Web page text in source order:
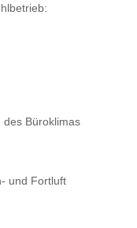
Büroklimas
und Fortluft